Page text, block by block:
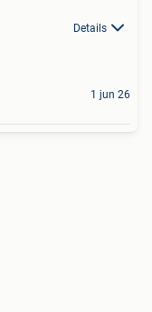
Details
1 jun 26